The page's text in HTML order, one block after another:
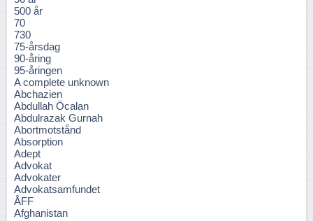
500 år
70
730
75-årsdag
90-åring
95-åringen
A complete unknown
Abchazien
Abdullah Öcalan
Abdulrazak Gurnah
Abortmotstånd
Absorption
Adept
Advokat
Advokater
Advokatsamfundet
ÅFF
Afghanistan